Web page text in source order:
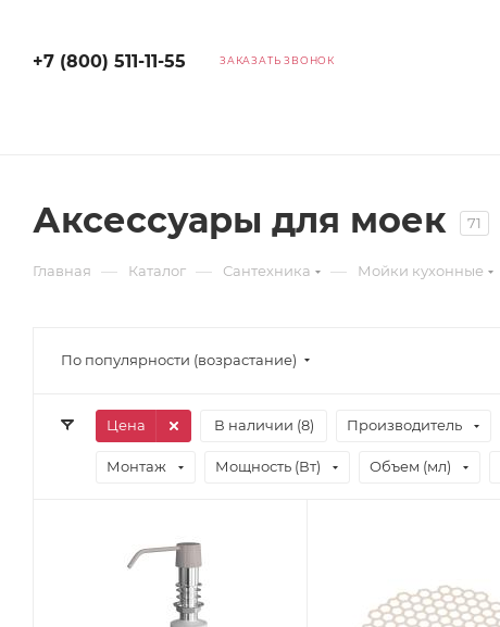
+7 (800) 511-11-55 ЗАКАЗАТЬ ЗВОНОК
Аксессуары для моек 71
Главная — Каталог — Сантехника — Мойки кухонные
По популярности (возрастание)
Цена В наличии (8) Производитель
Монтаж Мощность (Вт) Объем (мл)